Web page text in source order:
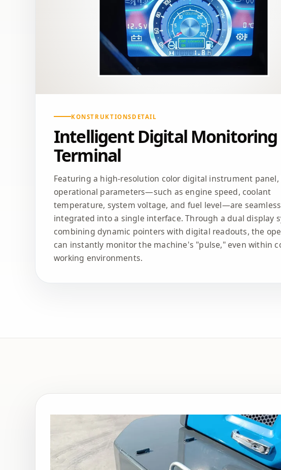
KONSTRUKTIONSDETAIL
Intelligent Digital Monitoring
Terminal
Featuring a high-resolution color digital instrument panel,
operational parameters—such as engine speed, coolant
temperature, system voltage, and fuel level—are
integrated into a single interface. Through a dual display
combining dynamic pointers with digital readouts, the
can instantly monitor the machine's "pulse," even within
working environments.